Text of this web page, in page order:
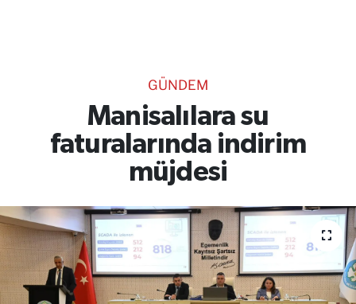
GÜNDEM
Manisalılara su
faturalarında indirim
müjdesi
RESMİ İLANLAR
Gencsesfm Canlı Dinle